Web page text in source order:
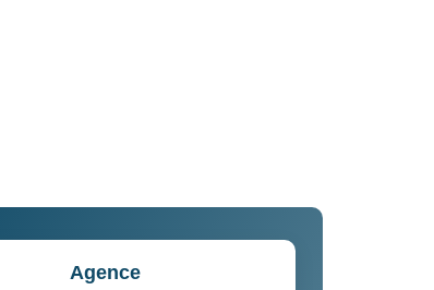
Agence